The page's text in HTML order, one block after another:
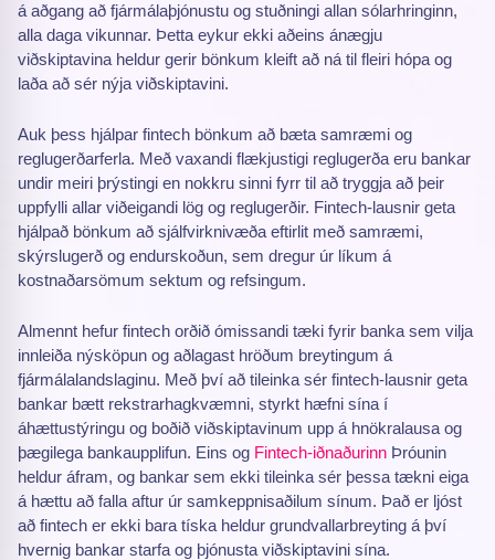
á aðgang að fjármálaþjónustu og stuðningi allan sólarhringinn,
alla daga vikunnar. Þetta eykur ekki aðeins ánægju
viðskiptavina heldur gerir bönkum kleift að ná til fleiri hópa og
laða að sér nýja viðskiptavini.
Auk þess hjálpar fintech bönkum að bæta samræmi og
reglugerðarferla. Með vaxandi flækjustigi reglugerða eru bankar
undir meiri þrýstingi en nokkru sinni fyrr til að tryggja að þeir
uppfylli allar viðeigandi lög og reglugerðir. Fintech-lausnir geta
hjálpað bönkum að sjálfvirknivæða eftirlit með samræmi,
skýrslugerð og endurskoðun, sem dregur úr líkum á
kostnaðarsömum sektum og refsingum.
Almennt hefur fintech orðið ómissandi tæki fyrir banka sem vilja
innleiða nýsköpun og aðlagast hröðum breytingum á
fjármálalandslaginu. Með því að tileinka sér fintech-lausnir geta
bankar bætt rekstrarhagkvæmni, styrkt hæfni sína í
áhættustýringu og boðið viðskiptavinum upp á hnökralausa og
þægilega bankaupplifun. Eins og Fintech-iðnaðurinn Þróunin
heldur áfram, og bankar sem ekki tileinka sér þessa tækni eiga
á hættu að falla aftur úr samkeppnisaðilum sínum. Það er ljóst
að fintech er ekki bara tíska heldur grundvallarbreyting á því
hvernig bankar starfa og þjónusta viðskiptavini sína.